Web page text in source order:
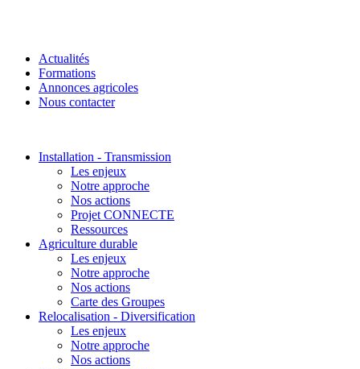
Actualités
Formations
Annonces agricoles
Nous contacter
Installation - Transmission
Les enjeux
Notre approche
Nos actions
Projet CONNECTE
Ressources
Agriculture durable
Les enjeux
Notre approche
Nos actions
Carte des Groupes
Relocalisation - Diversification
Les enjeux
Notre approche
Nos actions